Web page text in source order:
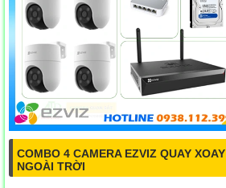
COMBO 4 CAMERA EZVIZ QUAY XOAY
NGOÀI TRỜI